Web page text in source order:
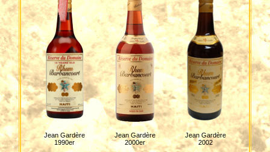
Jean Gardère
1990er
Jean Gardère
2000er
Jean Gardère
2002